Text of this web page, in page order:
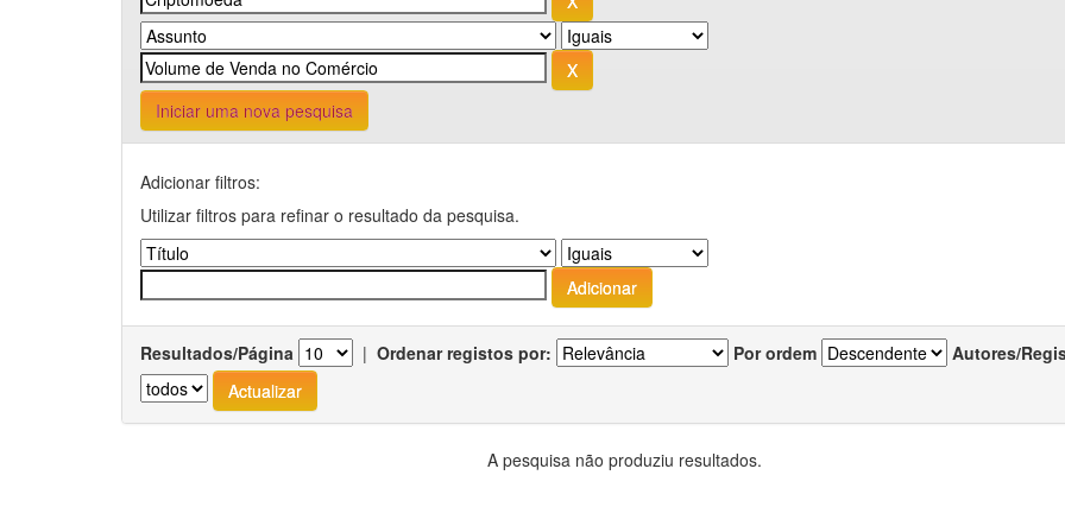
Iniciar uma nova pesquisa
Adicionar filtros:
Utilizar filtros para refinar o resultado da pesquisa.
Resultados/Página | Ordenar registos por: Por ordem Autores/
A pesquisa não produziu resultados.